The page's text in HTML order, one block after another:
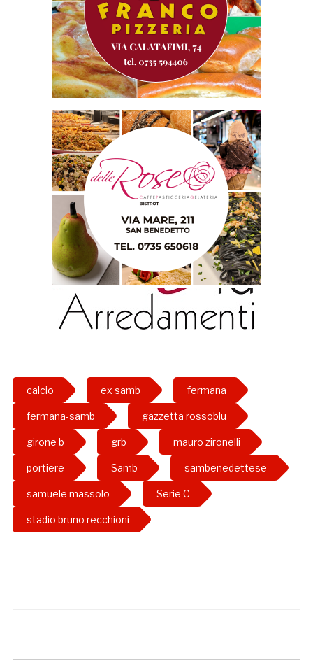
calcio ex samb fermana
fermana-samb gazzetta rossoblu
girone b grb mauro zironelli
portiere Samb sambenedettese
samuele massolo Serie C
stadio bruno recchioni